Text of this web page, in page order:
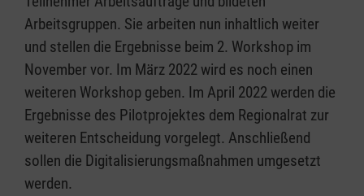
Arbeitsgruppen. Sie arbeiten nun inhaltlich weiter
und stellen die Ergebnisse beim 2. Workshop im
November vor. Im März 2022 wird es noch einen
weiteren Workshop geben. Im April 2022 werden die
Ergebnisse des Pilotprojektes dem Regionalrat zur
weiteren Entscheidung vorgelegt. Anschließend
sollen die Digitalisierungsmaßnahmen umgesetzt
werden.